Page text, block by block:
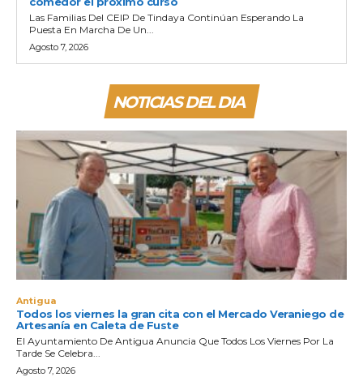
Las Familias Del CEIP De Tindaya Continúan Esperando La
Puesta En Marcha De Un...
Agosto 7, 2026
NOTICIAS DEL DIA
Antigua
Todos los viernes la gran cita con el Mercado Veraniego de
Artesanía en Caleta de Fuste
El Ayuntamiento De Antigua Anuncia Que Todos Los Viernes Por La
Tarde Se Celebra...
Agosto 7, 2026